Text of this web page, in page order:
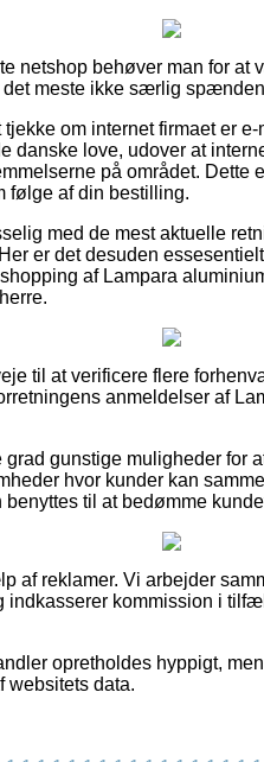
netshop behøver man for
det meste ikke særlig
om internet firmaet er
danske love, udover at
på området. Dette
følge af din bestilling.
med de mest aktuelle
er det desuden
af Lampara
til at verificere flere
anmeldelser af
gunstige muligheder for
hvor kunder kan
til at bedømme
af reklamer. Vi arbejder
indkasserer kommission i
opretholdes hyppigt,
websitets data.